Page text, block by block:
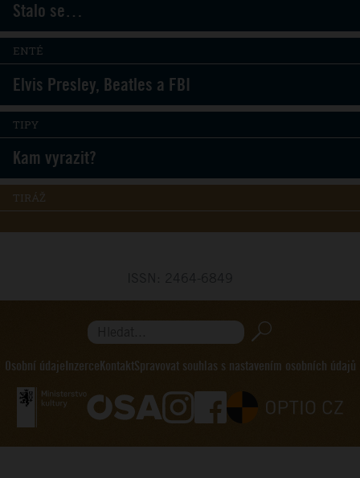
Stalo se…
ENTÉ
Elvis Presley, Beatles a FBI
TIPY
Kam vyrazit?
TIRÁŽ
Hledat...
Osobní údajeInzerceKontaktSpravovat souhlas s nastavením osobních údajů